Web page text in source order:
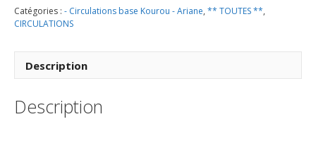
5
Kourou
Catégories : - Circulations base Kourou - Ariane, ** TOUTES **,
CIRCULATIONS
Description
Description